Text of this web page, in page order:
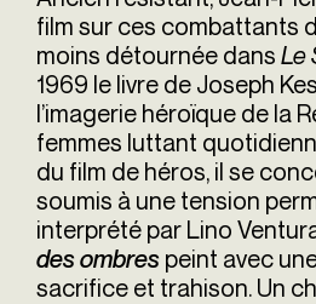
film sur ces combattants
moins détournée dans Le
1969 le livre de Joseph
l’imagerie héroïque de la
femmes luttant
du film de héros, il se
soumis à une tension
interprété par Lino
des ombres peint avec
sacrifice et trahison. Un